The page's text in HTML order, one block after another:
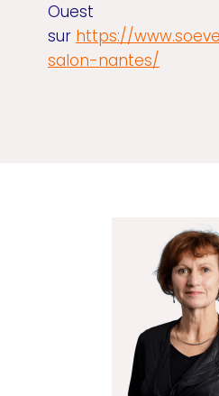
Ouest
sur https://
salon-nantes/